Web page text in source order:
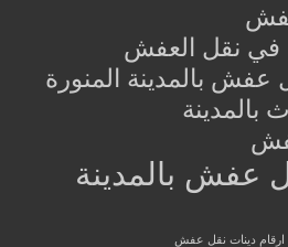
في نقل العفش
بالمدينة المنورة
عفش بالمدينة
ارقام دينات نقل عفش